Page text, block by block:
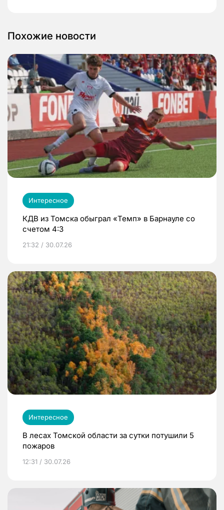
Похожие новости
Интересное
КДВ из Томска обыграл «Темп» в Барнауле со
счетом 4:3
21:32 / 30.07.26
Интересное
В лесах Томской области за сутки потушили 5
пожаров
12:31 / 30.07.26